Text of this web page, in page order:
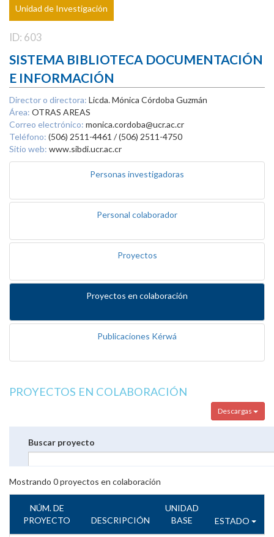
Unidad de Investigación
ID: 603
SISTEMA BIBLIOTECA DOCUMENTACIÓN
E INFORMACIÓN
Director o directora: Licda. Mónica Córdoba Guzmán
Área: OTRAS AREAS
Correo electrónico: monica.cordoba@ucr.ac.cr
Teléfono: (506) 2511-4461 / (506) 2511-4750
Sitio web: www.sibdi.ucr.ac.cr
Personas investigadoras
Personal colaborador
Proyectos
Proyectos en colaboración
Publicaciones Kérwá
PROYECTOS EN COLABORACIÓN
Descargas
Buscar proyecto
Mostrando 0proyectos en colaboración
NÚM. DE
PROYECTO
DESCRIPCIÓN
UNIDAD
BASE
ESTADO